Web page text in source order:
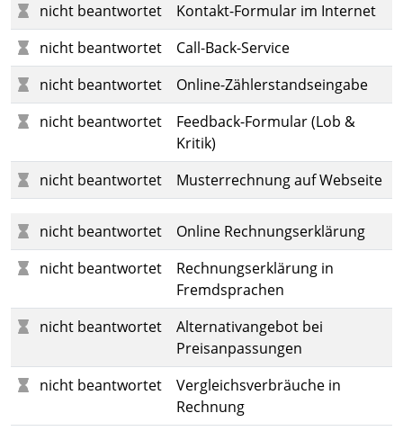
nicht beantwortet
Kontakt-Formular im Internet
nicht beantwortet
Call-Back-Service
nicht beantwortet
Online-Zählerstandseingabe
nicht beantwortet
Feedback-Formular (Lob &
Kritik)
nicht beantwortet
Musterrechnung auf Webseite
nicht beantwortet
Online Rechnungserklärung
nicht beantwortet
Rechnungserklärung in
Fremdsprachen
nicht beantwortet
Alternativangebot bei
Preisanpassungen
nicht beantwortet
Vergleichsverbräuche in
Rechnung